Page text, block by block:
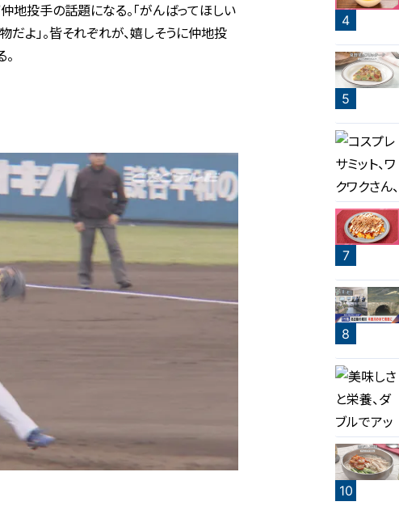
地投手の話題になる。「がんばってほしい
だよ」。皆それぞれが、嬉しそうに仲地投
4
5
6
7
8
10